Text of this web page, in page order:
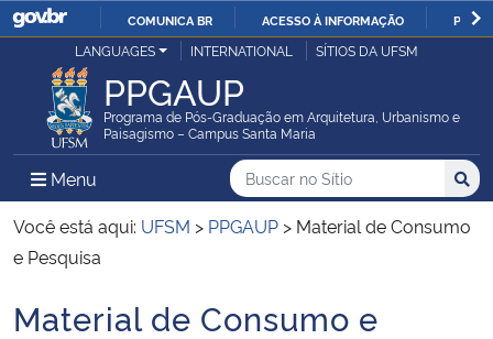
IR
O
CONTEÚDO
COMUNICA BR ACESSO À INFORMAÇÃO
Ministério da Justiça e Segurança Pública
Ministério da Defesa
Ministério das Relações Exteriores
LANGUAGES INTERNATIONAL SÍTIOS DA UFSM
PPGAUP
Programa de Pós-Graduação em Arquitetura, Urbanismo e
Paisagismo – Campus Santa Maria
Menu Menu Principal do Sítio
Busca
Buscar no no Sítio
Busca:
Você está aqui: UFSM > PPGAUP > Material de Consumo
e Pesquisa
Início do conteúdo
Material de Consumo e